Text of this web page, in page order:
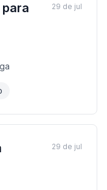
29 de jul
29 de jul